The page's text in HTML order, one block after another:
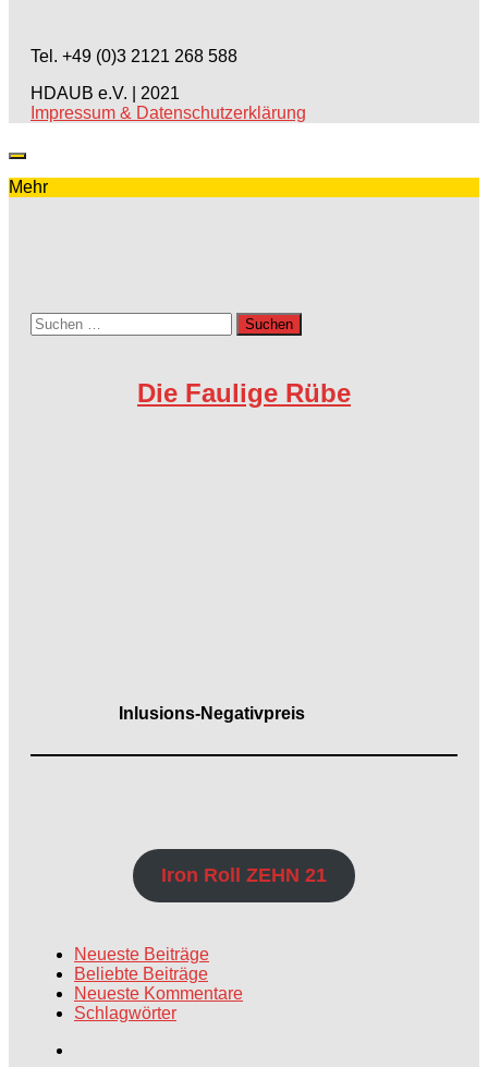
Tel. +49 (0)3 2121 268 588
HDAUB e.V. | 2021
Impressum & Datenschutzerklärung
Mehr
Suchen
nach:
Die Faulige Rübe
Inlusions-Negativpreis
Iron Roll ZEHN 21
Neueste Beiträge
Beliebte Beiträge
Neueste Kommentare
Schlagwörter